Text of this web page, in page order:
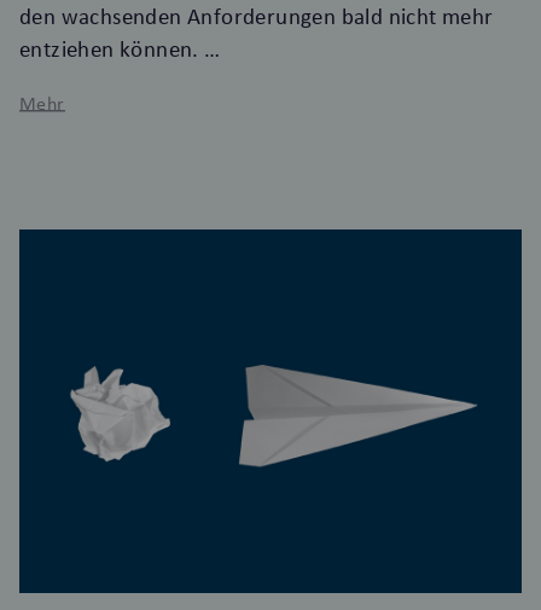
den wachsenden Anforderungen bald nicht mehr
entziehen können.
Mehr